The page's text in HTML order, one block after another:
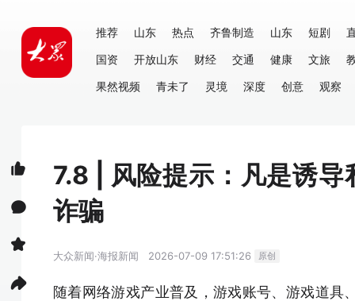
推荐 山东 热点 齐鲁制造 山东 短剧
国资
开放山东 财经 交通 健康 文旅
果然视频
青未了 灵境 深度 创意 观察
7.8 | 风险提示：凡是诱
诈骗
大众新闻·海报新闻 2026-07-09 17:51:26 原创
随着网络游戏产业普及，游戏账号、游戏道具